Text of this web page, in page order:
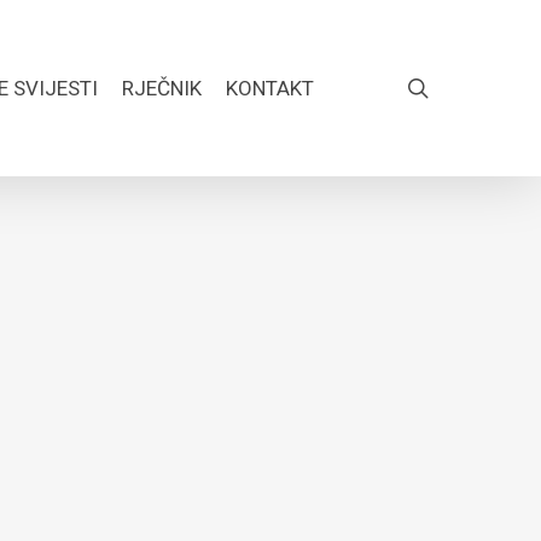
SVIJESTI RJEČNIK KONTAKT FACEBOOK